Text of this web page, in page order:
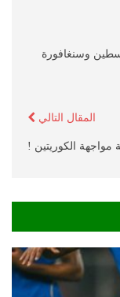
وسنغافورة
المقال التالي
مواجهة الكوريتين !